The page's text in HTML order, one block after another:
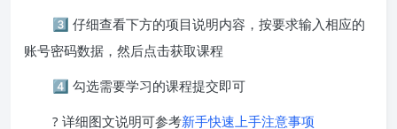
3️⃣ 仔细查看下方的项目说明内容，按要求输入相应的
账号密码数据，然后点击获取课程
4️⃣ 勾选需要学习的课程提交即可
? 详细图文说明可参考新手快速上手注意事项